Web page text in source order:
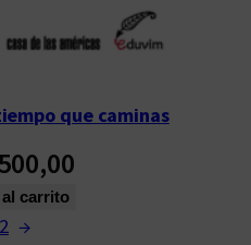
que caminas
carrito
2 →